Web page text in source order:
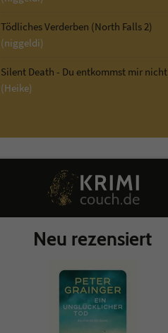
Tödliches Verderben (North Falls 2)
(niggeldi)
Silent Death - Du entkommst mir nicht
(Heike)
Neu rezensiert